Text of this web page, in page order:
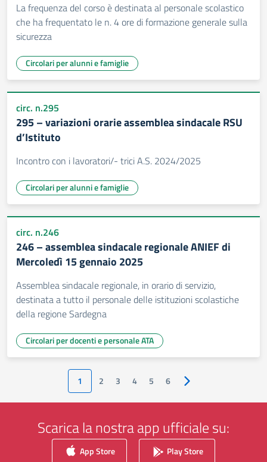
La frequenza del corso è destinata al personale scolastico
che ha frequentato le n. 4 ore di formazione generale sulla
sicurezza
Circolari per alunni e famiglie
circ. n.295
295 – variazioni orarie assemblea sindacale RSU
d’Istituto
Incontro con i lavoratori/- trici A.S. 2024/2025
Circolari per alunni e famiglie
circ. n.246
246 – assemblea sindacale regionale ANIEF di
Mercoledì 15 gennaio 2025
Assemblea sindacale regionale, in orario di servizio,
destinata a tutto il personale delle istituzioni scolastiche
della regione Sardegna
Circolari per docenti e personale ATA
1 2 3 4 5 6 Pagina successiva
Scarica la nostra app ufficiale su:
App Store Play Store